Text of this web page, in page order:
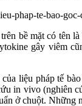
bề mặt có
gây viêm
liệu pháp tế
in vivo (nghiên
ở chuột.